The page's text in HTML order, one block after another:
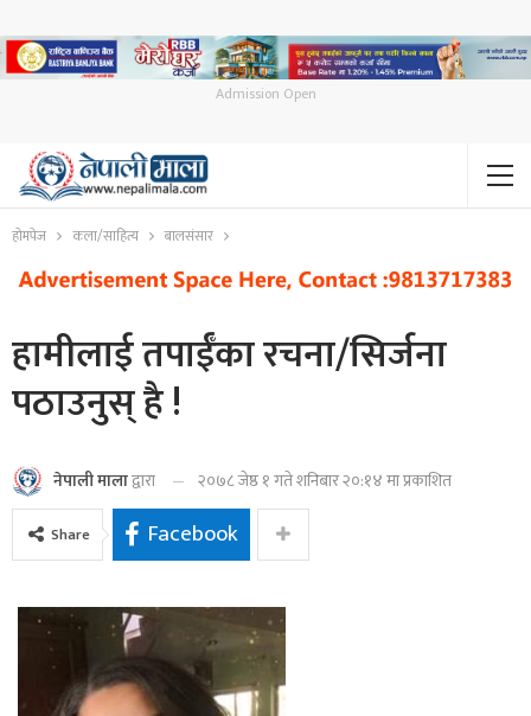
Admission Open
होमपेज कला/साहित्य बालसंसार
हामीलाई तपाईँका रचना/सिर्जना
पठाउनुस् है !
नेपाली मालाद्वारा २०७८ जेष्ठ १ गते शनिबार २०:१४ मा प्रकाशित
Share Facebook